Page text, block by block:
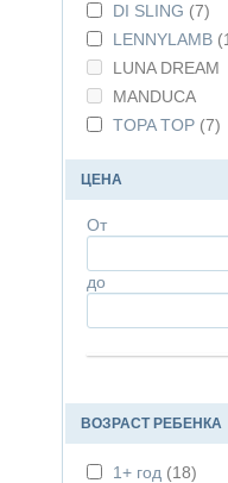
DI SLING (7)
LENNYLAMB
LUNA DREAM
MANDUCA
TOPA TOP (7)
ЦЕНА
От
до
ВОЗРАСТ РЕБЕНКА
1+ год (18)